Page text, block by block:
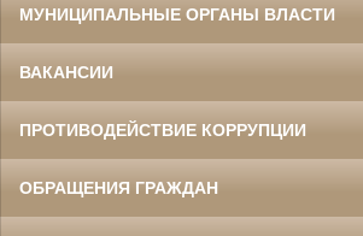
МУНИЦИПАЛЬНЫЕ ОРГАНЫ ВЛАСТИ
ВАКАНСИИ
ПРОТИВОДЕЙСТВИЕ КОРРУПЦИИ
ОБРАЩЕНИЯ ГРАЖДАН